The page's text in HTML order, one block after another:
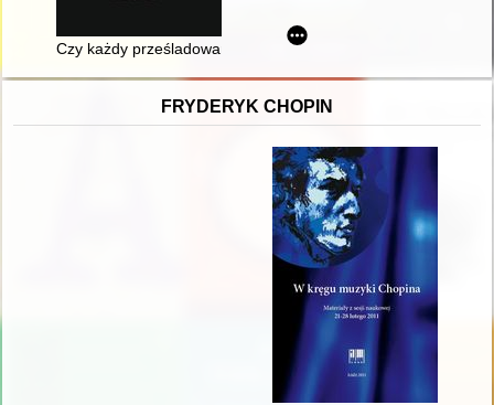
Czy każdy prześladowany to męczennik?
FRYDERYK CHOPIN